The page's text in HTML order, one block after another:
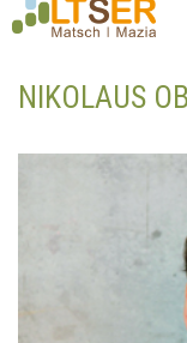
NIKOLAUS